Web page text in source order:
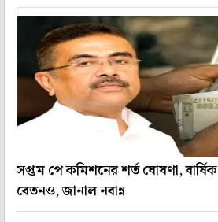
সপ্তম পে কমিশনের শর্ত ঘোষণা,
বেতনও, জানাল নবান্ন